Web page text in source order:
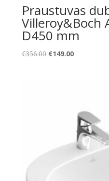
Praustuvas
Villeroy&Boch
D450 mm
€356.00 Original
€149.00Current